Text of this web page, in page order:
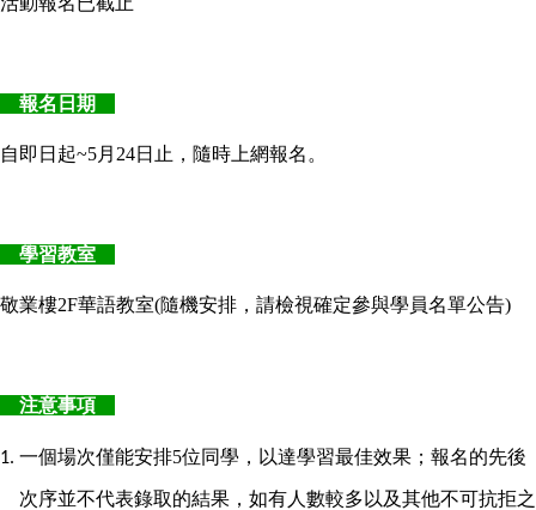
報名日期
自即日起~5月24日止，隨時上網報名。
學習教室
敬業樓2F華語教室(隨機安排，請檢視確定參與學員名單公告)
注意事項
一個場次僅能安排5位同學，以達學習最佳效果；報名的先後
次序並不代表錄取的結果，如有人數較多以及其他不可抗拒之